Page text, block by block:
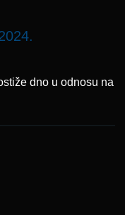
dno u odnosu na